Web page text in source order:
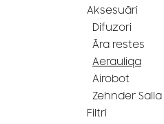
Aksesuāri
Difuzori
Āra restes
Aerauliqa
Airobot
Zehnder Salla
Filtri